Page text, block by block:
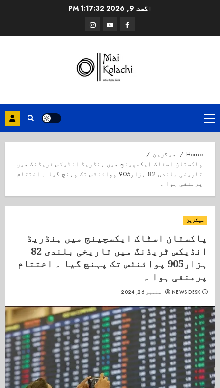
اگست 9, 2026 1:17:33 PM
Facebook
Youtube
Instagram
Primary
Menu
Home
میگزین
پاکستان اسٹاک ایکسچینج میں ہنڈریڈ انڈیکس ٹریڈنگ میں
تاریخی بلندی 82 ہزار905 پوائنٹس تک پہنچ گیا ۔ اختتام
پرمنفی ہوا ۔
میگزین
پاکستان اسٹاک ایکسچینج میں ہنڈریڈ
انڈیکس ٹریڈنگ میں تاریخی بلندی 82
ہزار905 پوائنٹس تک پہنچ گیا ۔ اختتام
پرمنفی ہوا ۔
NEWS DESK ستمبر 26, 2024